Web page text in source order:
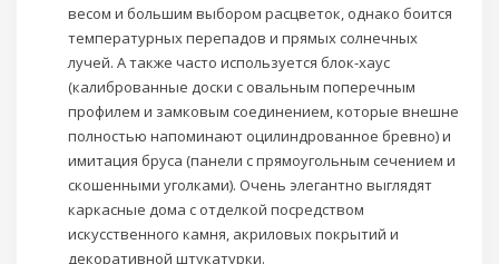
весом и большим выбором расцветок, однако боится
температурных перепадов и прямых солнечных
лучей. А также часто используется блок-хаус
(калиброванные доски с овальным поперечным
профилем и замковым соединением, которые внешне
полностью напоминают оцилиндрованное бревно) и
имитация бруса (панели с прямоугольным сечением и
скошенными уголками). Очень элегантно выглядят
каркасные дома с отделкой посредством
искусственного камня, акриловых покрытий и
декоративной штукатурки.